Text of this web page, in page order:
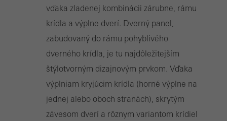
vďaka zladenej kombinácii zárubne, rámu
krídla a výplne dverí. Dverný panel,
zabudovaný do rámu pohyblivého
dverného krídla, je tu najdôležitejším
štýlotvorným dizajnovým prvkom. Vďaka
výplniam kryjúcim krídla (horné výplne na
jednej alebo oboch stranách), skrytým
závesom dverí a rôznym variantom krídiel
ponuky cielenej reklamy. Túto reklamu Vám ponúkajú v priebehu
Vašej návštevy na stránkach.